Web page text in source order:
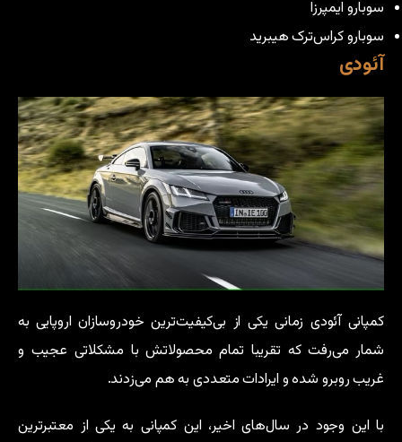
سوبارو ایمپرزا
سوبارو کراس‌ترک هیبرید
آئودی
کمپانی آئودی زمانی یکی از بی‌کیفیت‌ترین خودروسازان اروپایی به
شمار می‌رفت که تقریبا تمام محصولاتش با مشکلاتی عجیب و
غریب روبرو شده و ایرادات متعددی به هم می‌زدند.
با این وجود در سال‌های اخیر، این کمپانی به یکی از معتبرترین